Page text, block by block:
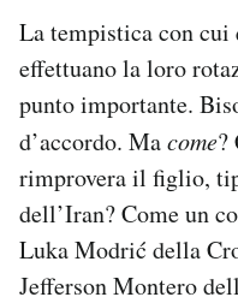
La tempistica con
effettuano la loro
punto importante.
d’accordo. Macome?
rimprovera il figlio,
dell’Iran? Come un
Luka Modrić della
Jefferson Montero